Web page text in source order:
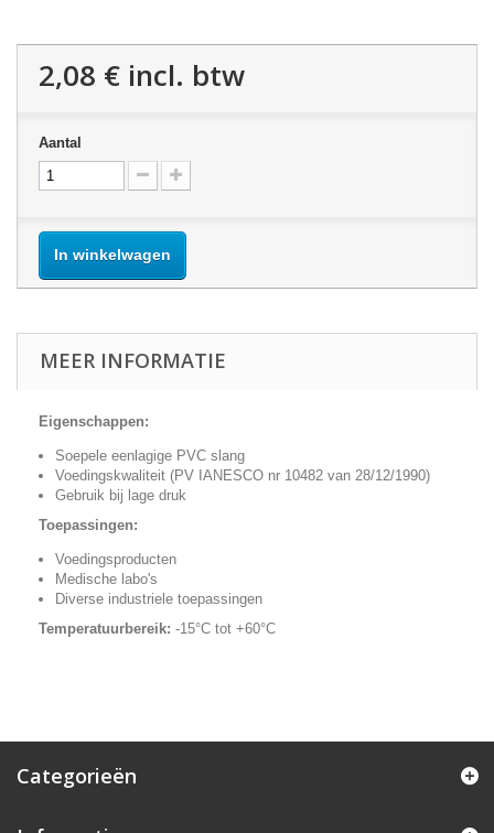
2,08 € incl. btw
Aantal
In winkelwagen
MEER INFORMATIE
Eigenschappen:
Soepele eenlagige PVC slang
Voedingskwaliteit (PV IANESCO nr 10482 van 28/12/1990)
Gebruik bij lage druk
Toepassingen:
Voedingsproducten
Medische labo's
Diverse industriele toepassingen
Temperatuurbereik: -15°C tot +60°C
Categorieën